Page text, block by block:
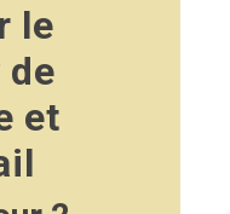
le
et